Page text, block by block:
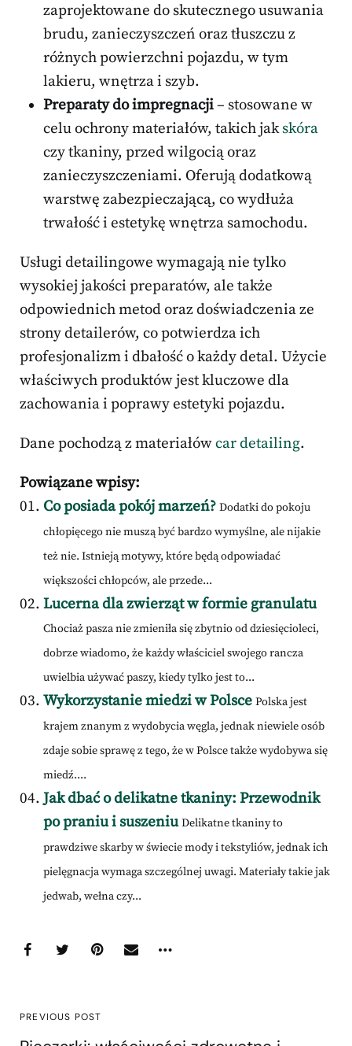
zaprojektowane do skutecznego usuwania
brudu, zanieczyszczeń oraz tłuszczu z
różnych powierzchni pojazdu, w tym
lakieru, wnętrza i szyb.
Preparaty do impregnacji– stosowane w
celu ochrony materiałów, takich jakskóra
czy tkaniny, przed wilgocią oraz
zanieczyszczeniami. Oferują dodatkową
warstwę zabezpieczającą, co wydłuża
trwałość i estetykę wnętrza samochodu.
Usługi detailingowe wymagają nie tylko
wysokiej jakości preparatów, ale także
odpowiednich metod oraz doświadczenia ze
strony detailerów, co potwierdza ich
profesjonalizm i dbałość o każdy detal. Użycie
właściwych produktów jest kluczowe dla
zachowania i poprawy estetyki pojazdu.
Dane pochodzą z materiałówcar detailing.
Powiązane wpisy:
Co posiada pokój marzeń? Dodatki do pokoju
chłopięcego nie muszą być bardzo wymyślne, ale nijakie
też nie. Istnieją motywy, które będą odpowiadać
większości chłopców, ale przede...
Lucerna dla zwierząt w formie granulatu
Chociaż pasza nie zmieniła się zbytnio od dziesięcioleci,
dobrze wiadomo, że każdy właściciel swojego rancza
uwielbia używać paszy, kiedy tylko jest to...
Wykorzystanie miedzi w Polsce Polska jest
krajem znanym z wydobycia węgla, jednak niewiele osób
zdaje sobie sprawę z tego, że w Polsce także wydobywa się
miedź....
Jak dbać o delikatne tkaniny: Przewodnik
po praniu i suszeniu Delikatne tkaniny to
prawdziwe skarby w świecie mody i tekstyliów, jednak ich
pielęgnacja wymaga szczególnej uwagi. Materiały takie jak
jedwab, wełna czy...
PREVIOUS POST